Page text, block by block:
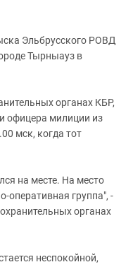
В ЧЕЧНЕ
АКТИВИСТОВ
Эльбрусского РОВД
Тырныауз в
органах КБР,
офицера милиции из
мск, когда тот
на месте. На место
оперативная группа", -
органах
неспокойной,